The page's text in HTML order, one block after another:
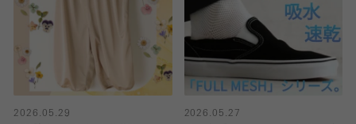
2026.05.29
2026.05.27